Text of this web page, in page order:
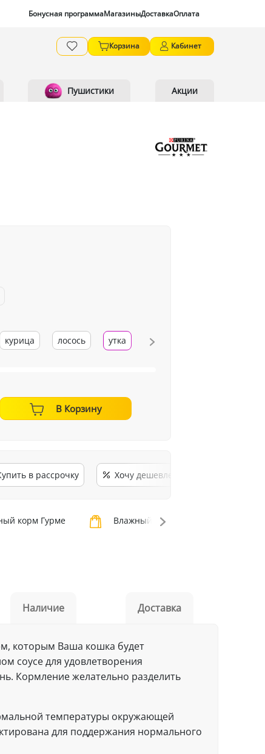
Бонусная программаМагазиныДоставкаОплата
Корзина Кабинет
Пушистики Акции
курица лосось утка ягненок
В Корзину
в рассрочку Хочу дешевле
корм Гурме Влажный корм
Наличие Доставка
которым Ваша кошка будет
соусе для удовлетворения
Кормление желательно разделить
температуры окружающей
для поддержания нормального